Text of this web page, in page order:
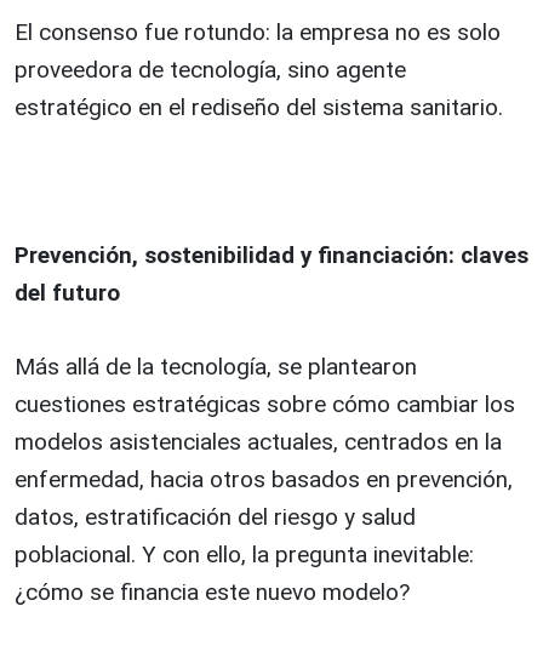
El consenso fue rotundo: la empresa no es solo
proveedora de tecnología, sino agente
estratégico en el rediseño del sistema sanitario.
Prevención, sostenibilidad y financiación: claves
del futuro
Más allá de la tecnología, se plantearon
cuestiones estratégicas sobre cómo cambiar los
modelos asistenciales actuales, centrados en la
enfermedad, hacia otros basados en prevención,
datos, estratificación del riesgo y salud
poblacional. Y con ello, la pregunta inevitable:
¿cómo se financia este nuevo modelo?